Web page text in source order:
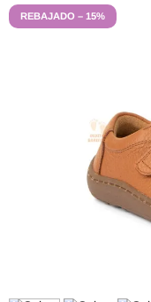
REBAJADO – 15%